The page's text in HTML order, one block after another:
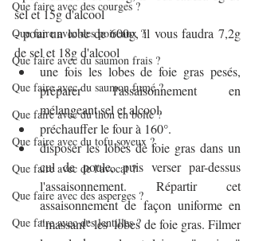
Que faire avec des courges ?
Que faire avec des poireaux ?
Que faire avec du saumon frais ?
Que faire avec du saumon fumé ?
Que faire avec du thon en boîte ?
Que faire avec du tofu soyeux ?
Que faire avec de l'avocat ?
Que faire avec des asperges ?
Que faire avec des lentilles ?
sel et 15g d'alcool
- pour un lobe de 600g, il vous faudra 7,2g
de sel et 18g d'alcool
une fois les lobes de foie gras pesés,
préparer l'assaisonnement en
mélangeant sel et alcool.
préchauffer le four à 160°.
disposer les lobes de foie gras dans un
cul de poule, puis verser par-dessus
l'assaisonnement. Répartir cet
assaisonnement de façon uniforme en
"massant" les  lobes de foie gras. Filmer